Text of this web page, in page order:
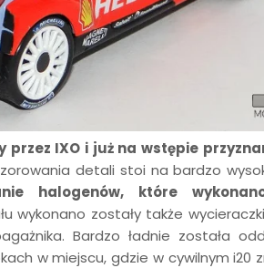
przez IXO i już na wstępie
detali stoi na bardzo
halogenów, które
wykonano zostały także
Bardzo ładnie została
w miejscu, gdzie w cywilnym i20